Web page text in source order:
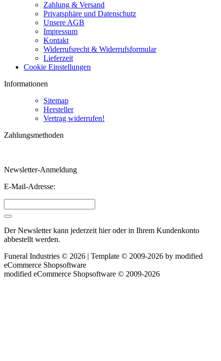
Zahlung & Versand
Privatsphäre und Datenschutz
Unsere AGB
Impressum
Kontakt
Widerrufsrecht & Widerrufsformular
Lieferzeit
Cookie Einstellungen
Informationen
Sitemap
Hersteller
Vertrag widerrufen!
Zahlungsmethoden
Newsletter-Anmeldung
E-Mail-Adresse:
Der Newsletter kann jederzeit hier oder in Ihrem Kundenkonto
abbestellt werden.
Funeral Industries © 2026 | Template © 2009-2026 by modified
eCommerce Shopsoftware
modified eCommerce Shopsoftware © 2009-2026